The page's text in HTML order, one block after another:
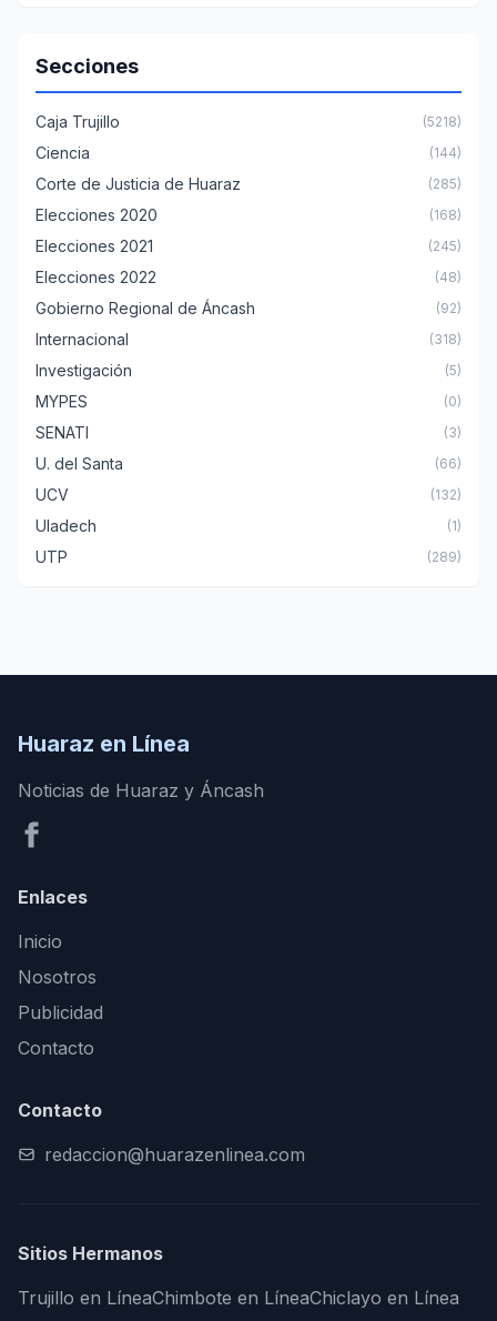
Secciones
Caja Trujillo (5218)
Ciencia (144)
Corte de Justicia de Huaraz (285)
Elecciones 2020 (168)
Elecciones 2021 (245)
Elecciones 2022 (48)
Gobierno Regional de Áncash (92)
Internacional (318)
Investigación (5)
MYPES (0)
SENATI (3)
U. del Santa (66)
UCV (132)
Uladech (1)
UTP (289)
Huaraz en Línea
Noticias de Huaraz y Áncash
Enlaces
Inicio
Nosotros
Publicidad
Contacto
Contacto
redaccion@huarazenlinea.com
Sitios Hermanos
Trujillo en LíneaChimbote en LíneaChiclayo en Línea